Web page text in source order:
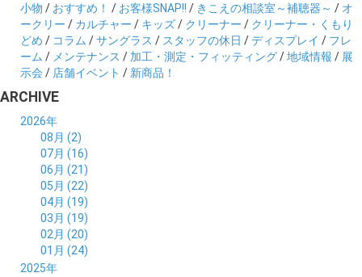
小物 / おすすめ！ / お客様SNAP!! / きこえの相談室～補聴器～ / オ
ークリー / カルチャー / キッズ/ クリーナー / クリーナー・くもり
どめ / コラム /サングラス / スタッフの休日 /ディスプレイ / フレ
ーム / メンテナンス / 加工・測定・フィッティング/地域情報 / 展
示会 / 店舗イベント / 新商品！
ARCHIVE
2026年
08月 (2)
07月 (16)
06月 (21)
05月 (22)
04月 (19)
03月 (19)
02月 (20)
01月 (24)
2025年